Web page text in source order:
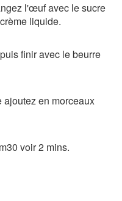
l'œuf avec le sucre
liquide.
finir avec le beurre
ajoutez en morceaux
voir 2 mins.